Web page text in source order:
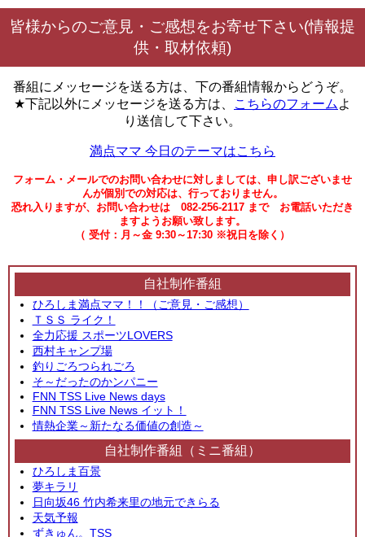
皆様からのご意見・ご感想をお寄せ下さい(情報提
供・取材依頼)
番組にメッセージを送る方は、下の番組情報からどうぞ。
★下記以外にメッセージを送る方は、
こちらのフォーム よ
り送信して下さい。
満点ママ 今日のテーマはこちら
フォーム・メールでのお問い合わせに対しましては、申し訳ございませ
んが個別での対応は、行っておりません。
恐れ入りますが、お問い合わせは 082-256-2117 まで お電話いただき
ますようお願い致します。
（ 受付：月～金 9:30～17:30 ※祝日を除く）
自社制作番組
ひろしま満点ママ！！（ご意見・ご感想）
ＴＳＳ ライク！
全力応援 スポーツLOVERS
西村キャンプ場
釣りごろつられごろ
そ～だったのかンパニー
FNN TSS Live News days
FNN TSS Live News イット！
情熱企業～新たなる価値の創造～
自社制作番組（ミニ番組）
ひろしま百景
夢キラリ
日向坂46 竹内希来里の地元できらる
天気予報
ずきゅん。TSS